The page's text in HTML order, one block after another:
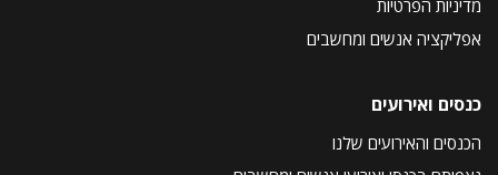
מדיניות הפרטיות
אפליקציה אנשים ומחשבים
כנסים ואירועים
הכנסים והאירועים שלנו